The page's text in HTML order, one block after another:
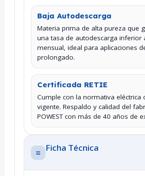
Baja Autodescarga
Materia prima de alta pureza que
una tasa de autodescarga inferior
mensual, ideal para aplicaciones
prolongado.
Certificada RETIE
Cumple con la normativa eléctrica
vigente. Respaldo y calidad del
POWEST con más de 40 años de
≡ Ficha Técnica